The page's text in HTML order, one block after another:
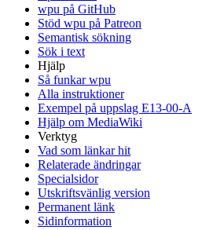
wpu på GitHub
Stöd wpu på Patreon
Semantisk sökning
Sök i text
Hjälp
Så funkar wpu
Alla instruktioner
Exempel på uppslag E13-00-A
Hjälp om MediaWiki
Verktyg
Vad som länkar hit
Relaterade ändringar
Specialsidor
Utskriftsvänlig version
Permanent länk
Sidinformation